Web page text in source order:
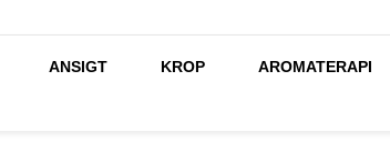
ANSIGT KROP AROMATERAPI